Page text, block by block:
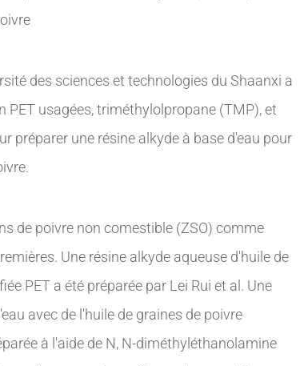
des sciences et technologies du Shaanxi a
PET usagées, triméthylolpropane (TMP), et
préparer une résine alkyde à base d'eau pour
de poivre non comestible (ZSO) comme
Une résine alkyde aqueuse d'huile de
PET a été préparée par Lei Rui et al. Une
avec de l'huile de graines de poivre
à l'aide de N, N-diméthyléthanolamine